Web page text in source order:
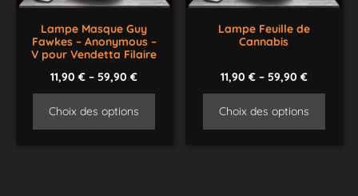
Lampe Masque Guy
Fawkes – Anonymous –
V pour Vendetta Filaire
11,90€ –59,90€
Choix des options
Lampe Feuille de
Cannabis
11,90 €– 59,90 €
Choix des options